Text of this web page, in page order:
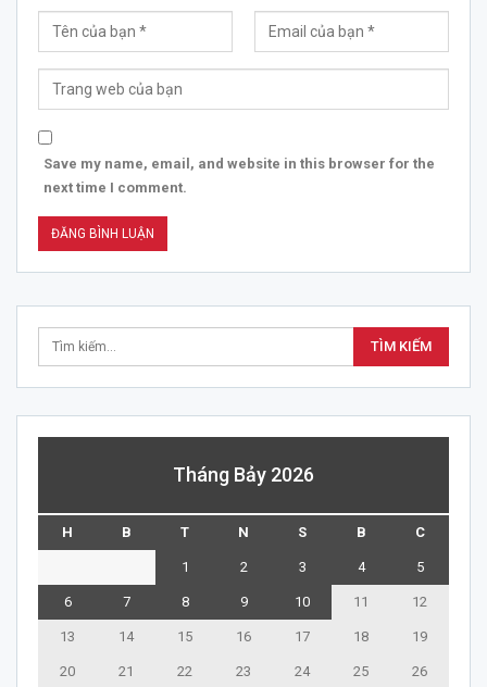
Save my name, email, and website in this browser for the
next time I comment.
Tháng Bảy 2026
H B T N S B C
1 2 3 4 5
6 7 8 9 10 11 12
13 14 15 16 17 18 19
20 21 22 23 24 25 26